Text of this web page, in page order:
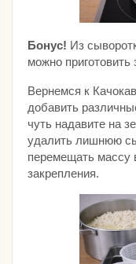
Бонус! Из
можно
Вернемся к
добавить
чуть надавите на
удалить лишнюю
перемещать массу
закрепления.